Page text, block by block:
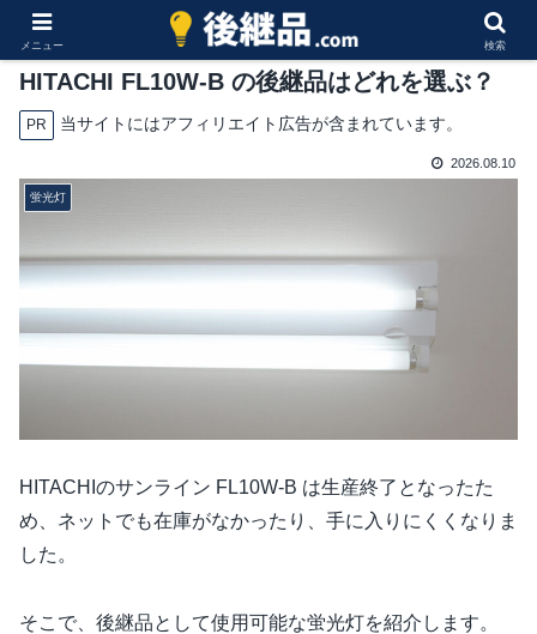
HITACHI FL10W-B の後継品はどれを選ぶ？
PR 当サイトにはアフィリエイト広告が含まれています。
2026.08.10
蛍光灯
HITACHIのサンライン FL10W-B は生産終了となったた
め、ネットでも在庫がなかったり、手に入りにくくなりま
した。
そこで、後継品として使用可能な蛍光灯を紹介します。
メニュー 検索